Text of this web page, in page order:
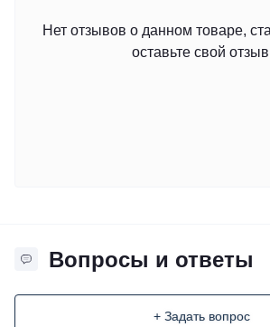
Нет отзывов о данном товаре,
оставьте свой
Вопросы и ответы
+ Задать вопрос